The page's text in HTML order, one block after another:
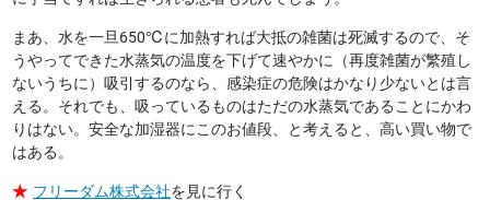
まあ、水を一旦650℃に加熱すれば大抵の雑菌は死滅するので、そ
うやってできた水蒸気の温度を下げて速やかに（再度雑菌が繁殖し
ないうちに）吸引するのなら、感染症の危険はかなり少ないとは言
える。それでも、吸っているものはただの水蒸気であることにかわ
りはない。安全な加湿器にこのお値段、と考えると、高い買い物で
はある。
★ フリーダム株式会社を見に行く